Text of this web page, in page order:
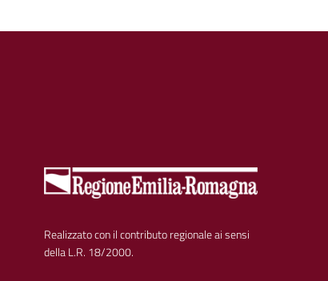
Realizzato con il contributo regionale ai sensi
della L.R. 18/2000.